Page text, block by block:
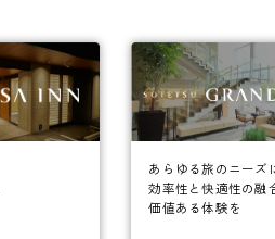
あらゆる旅のニーズ
効率性と快適性の融
価値ある体験を